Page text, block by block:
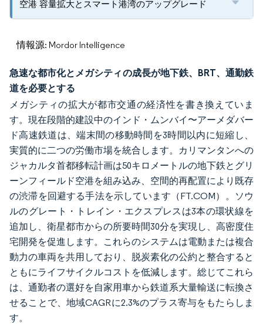
空港 容量拡大とスマート港湾のアップグレード
情報源: Mordor Intelligence
急速な都市化とメガシティの成長が地下鉄、BRT、通勤鉄
道を必要とする
メガシティの拡大が都市交通の経済性を書き換えていま
す。現在段階的建設中のインド・ムンバイ〜アーメダバー
ド高速鉄道は、端末間の移動時間を3時間以内に短縮し、
実質的に二つの労働市場を統合します。カリマンタンへの
ジャカルタ首都移転計画は50キロメートルの地下鉄とグリ
ーンフィールド空港を組み込み、空間的再配置により既存
の渋滞を回避する手法を示しています（FT.COM）。ソウ
ルのグレート・トレイン・エクスプレスは3本の環状線を
追加し、衛星都市からの所要時間30分を実現し、高密度住
宅開発を促進します。これらのシステムは電動または複合
動力の車両を共用しており、脱炭素化の公約と整合すると
ともにライフサイクルコストを低減します。総じてこれら
は、通勤者の選好を自家用車から鉄道系大量輸送に転換さ
せることで、地域CAGRに2.3%のプラス寄与をもたらしま
す。